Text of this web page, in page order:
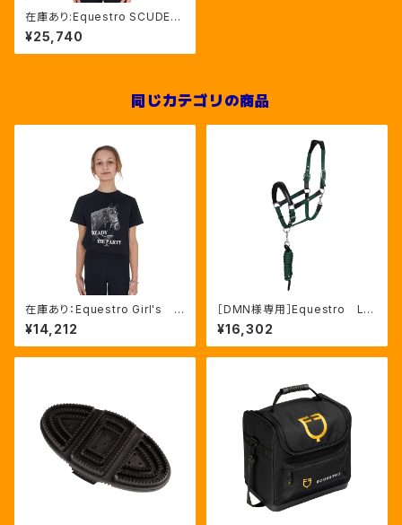
在庫あり:Equestro SCUDERI
A トレーニングポロシャツ(ETM
00213)
¥25,740
同じカテゴリの商品
在庫あり：Equestro Girl's R
eady To The Party Ｔシャ
ツ ラインストーンTシャツ（ETK
A00249）
¥14,212
［DMN様専用］Equestro La
ni 無口＆引手セット グリー
ン FULLサイズ（ETH03002
N）
¥16,302